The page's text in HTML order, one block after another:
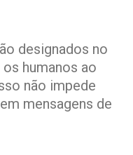
designados no
humanos ao
não impede
mensagens de